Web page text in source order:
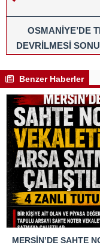
OSMANİYE’DE
DEVRİLMESİ
Benzer Haberler